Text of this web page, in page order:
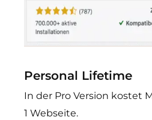
Personal Lifetime
In der Pro Version kostet
1 Webseite.